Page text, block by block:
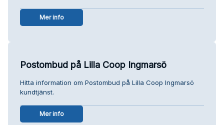
Mer info
Postombud på Lilla Coop Ingmarsö
Hitta information om Postombud på Lilla Coop Ingmarsö
kundtjänst.
Mer info